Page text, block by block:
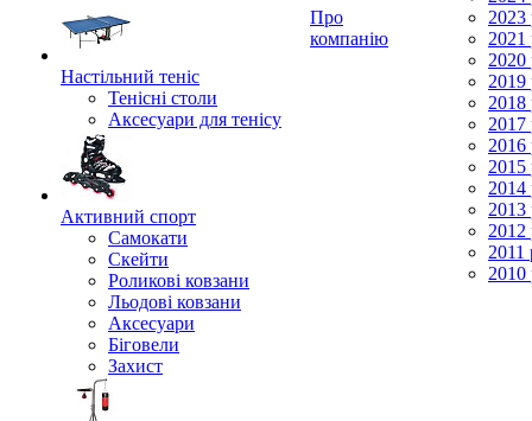
Настільний теніс
Тенісні столи
Аксесуари для тенісу
Активний спорт
Самокати
Скейти
Роликові ковзани
Льодові ковзани
Аксесуари
Біговели
Захист
Про
компанію
2023
2021
2020
2019
2018
2017
2016
2015
2014
2013
2012
2011
2010